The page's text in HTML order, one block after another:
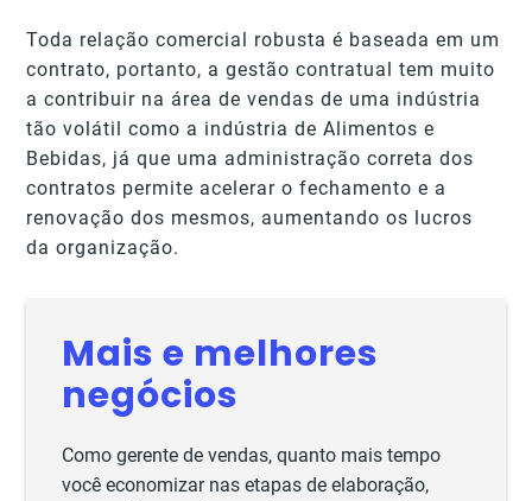
Toda relação comercial robusta é baseada em um
contrato, portanto, a gestão contratual tem muito
a contribuir na área de vendas de uma indústria
tão volátil como a indústria de Alimentos e
Bebidas, já que uma administração correta dos
contratos permite acelerar o fechamento e a
renovação dos mesmos, aumentando os lucros
da organização.
Mais e melhores
negócios
Como gerente de vendas, quanto mais tempo
você economizar nas etapas de elaboração,